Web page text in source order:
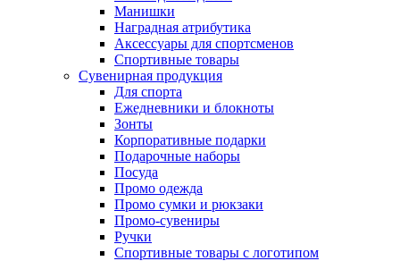
Манишки
Наградная атрибутика
Аксессуары для спортсменов
Спортивные товары
Сувенирная продукция
Для спорта
Ежедневники и блокноты
Зонты
Корпоративные подарки
Подарочные наборы
Посуда
Промо одежда
Промо сумки и рюкзаки
Промо-сувениры
Ручки
Спортивные товары с логотипом